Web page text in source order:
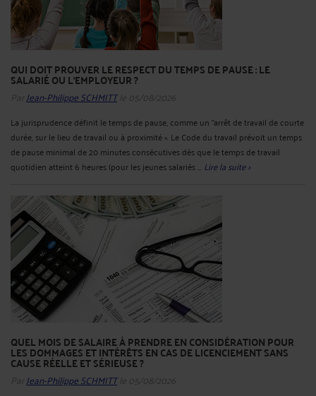
QUI DOIT PROUVER LE RESPECT DU TEMPS DE PAUSE : LE
SALARIÉ OU L'EMPLOYEUR ?
Par Jean-Philippe SCHMITTle 05/08/2026
La jurisprudence définit le temps de pause, comme un "arrêt de travail de courte
durée, sur le lieu de travail ou à proximité ». Le Code du travail prévoit un temps
de pause minimal de 20 minutes consécutives dès que le temps de travail
quotidien atteint 6 heures (pour les jeunes salariés ... Lire la suite >
QUEL MOIS DE SALAIRE À PRENDRE EN CONSIDÉRATION POUR
LES DOMMAGES ET INTÉRÊTS EN CAS DE LICENCIEMENT SANS
CAUSE RÉELLE ET SÉRIEUSE ?
Par Jean-Philippe SCHMITTle 05/08/2026